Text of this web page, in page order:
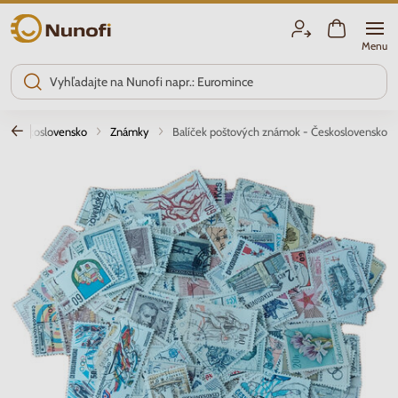
Nunofi.sk
Menu
Československo Známky Balíček poštových známok - Československo